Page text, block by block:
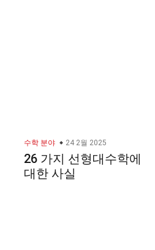
수학 분야 24 2월 2025
26 가지 선형대수학에
대한 사실